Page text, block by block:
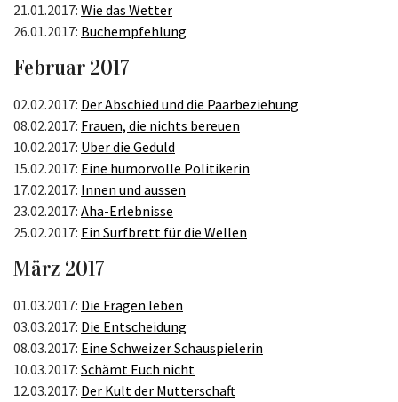
21.01.2017: Wie das Wetter
26.01.2017: Buchempfehlung
Februar 2017
02.02.2017: Der Abschied und die Paarbeziehung
08.02.2017: Frauen, die nichts bereuen
10.02.2017: Über die Geduld
15.02.2017: Eine humorvolle Politikerin
17.02.2017: Innen und aussen
23.02.2017: Aha-Erlebnisse
25.02.2017: Ein Surfbrett für die Wellen
März 2017
01.03.2017: Die Fragen leben
03.03.2017: Die Entscheidung
08.03.2017: Eine Schweizer Schauspielerin
10.03.2017: Schämt Euch nicht
12.03.2017: Der Kult der Mutterschaft